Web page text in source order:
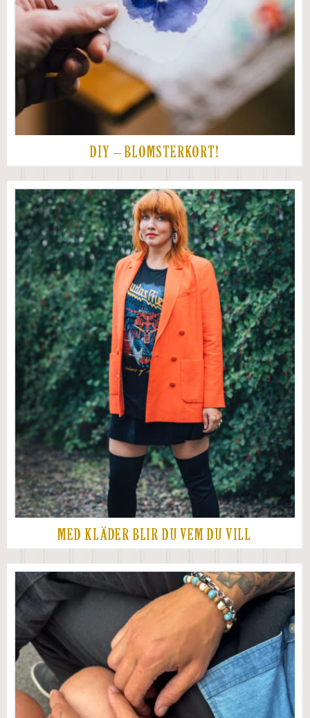
DIY – BLOMSTERKORT!
MED KLÄDER BLIR DU VEM DU VILL